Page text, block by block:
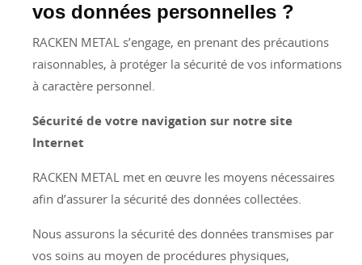
vos données personnelles ?
RACKEN METAL s’engage, en prenant des précautions
raisonnables, à protéger la sécurité de vos informations
à caractère personnel.
Sécurité de votre navigation sur notre site
Internet
RACKEN METAL met en œuvre les moyens nécessaires
afin d’assurer la sécurité des données collectées.
Nous assurons la sécurité des données transmises par
vos soins au moyen de procédures physiques,